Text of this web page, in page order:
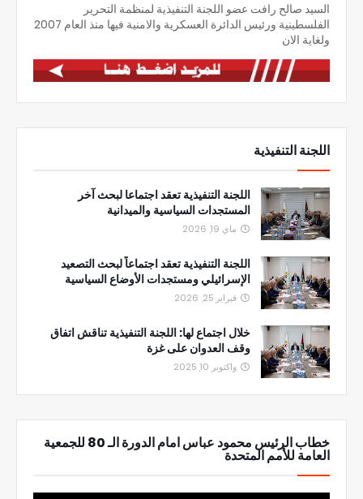
السيد صالح رافت عضو اللجنة التنفيذية لمنظمة التحرير
الفلسطينية ورئيس الدائرة العسكرية والامنية فيها منذ العام 2007
ولغاية الان
اللجنة التنفيذية
اللجنة التنفيذية تعقد اجتماعا لبحث آخر
المستجدات السياسية والميدانية
ماي 19, 2026
اللجنة التنفيذية تعقد اجتماعاً لبحث التصعيد
الإسرائيلي ومستجدات الأوضاع السياسية
فبراير 25, 2026
خلال اجتماع لها: اللجنة التنفيذية تناقش اتفاق
وقف العدوان على غزة
واكتوبر 10, 2025
خطاب الرئيس محمود عباس امام الدورة الـ 80 للجمعية
العامة للأمم المتحدة